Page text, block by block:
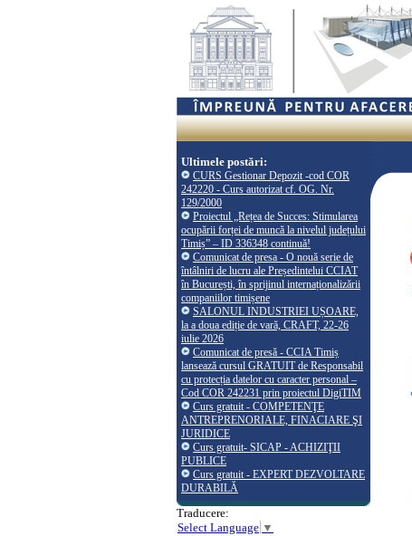
Ultimele postări:
CURS Gestionar Depozit -cod COR
242220 - Curs autorizat cf. OG. Nr.
129/2000
Proiectul „Rețea de Succes: Stimularea
ocupării forței de muncă la nivelul județului
Timiș” – ID 336348 continuă!
Comunicat de presa - O nouă serie de
întâlniri de lucru ale Președintelui CCIAT
în București, în sprijinul internaționalizării
companiilor timișene
SALONUL INDUSTRIEI UȘOARE,
la a doua ediție de vară, CRAFT, 22-26
iulie 2026
Comunicat de presă - CCIA Timiș
lansează cursul GRATUIT de Responsabil
cu protecția datelor cu caracter personal –
Cod COR 242231 prin proiectul DigiTIM
Curs gratuit - COMPETENŢE
ANTREPRENORIALE, FINACIARE ŞI
JURIDICE
Curs gratuit- SICAP - ACHIZIŢII
PUBLICE
Curs gratuit - EXPERT DEZVOLTARE
DURABILĂ
Traducere:
Select Language ▼